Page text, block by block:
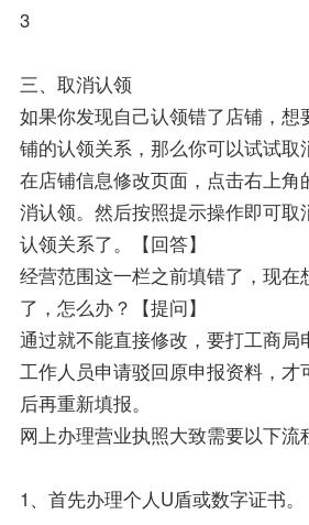
3
三、取消认领
如果你发现自己认领错了店铺，想
铺的认领关系，那么你可以试试取
在店铺信息修改页面，点击右上角
消认领。然后按照提示操作即可取
认领关系了。【回答】
经营范围这一栏之前填错了，现在
了，怎么办？【提问】
通过就不能直接修改，要打工商局
工作人员申请驳回原申报资料，才
后再重新填报。
网上办理营业执照大致需要以下流
1、首先办理个人U盾或数字证书。